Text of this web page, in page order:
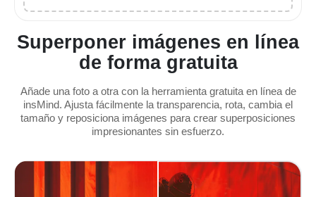
Superponer imágenes en línea
de forma gratuita
Añade una foto a otra con la herramienta gratuita en línea de
insMind. Ajusta fácilmente la transparencia, rota, cambia el
tamaño y reposiciona imágenes para crear superposiciones
impresionantes sin esfuerzo.